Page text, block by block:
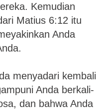
Kemudian
Matius 6:12 itu
Anda
menyadari kembali
Anda berkali-
dan bahwa Anda